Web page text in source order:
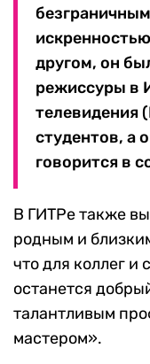
другом, он
режиссуры в
телевидения
студентов, а
говорится в
В ГИТРе также
родным и
что для коллег и
останется
талантливым
мастером».